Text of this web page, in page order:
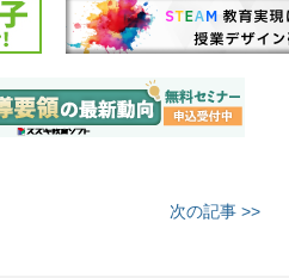
次の記事 >>